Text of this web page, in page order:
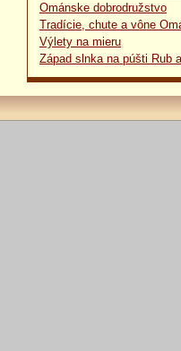
Ománske dobrodružstvo
Tradície, chute a vône
Výlety na mieru
Západ slnka na púšti Rub